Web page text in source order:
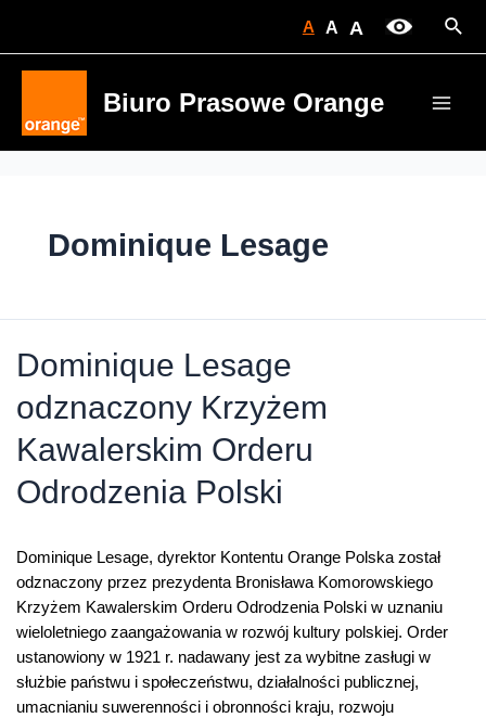
A A A
Biuro Prasowe Orange
Dominique Lesage
Dominique Lesage
odznaczony Krzyżem
Kawalerskim Orderu
Odrodzenia Polski
Dominique Lesage, dyrektor Kontentu Orange Polska został
odznaczony przez prezydenta Bronisława Komorowskiego
Krzyżem Kawalerskim Orderu Odrodzenia Polski w uznaniu
wieloletniego zaangażowania w rozwój kultury polskiej. Order
ustanowiony w 1921 r. nadawany jest za wybitne zasługi w
służbie państwu i społeczeństwu, działalności publicznej,
umacnianiu suwerenności i obronności kraju, rozwoju